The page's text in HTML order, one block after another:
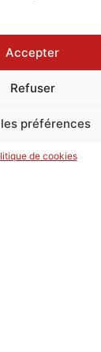
Accepter
Refuser
préférences
de cookies